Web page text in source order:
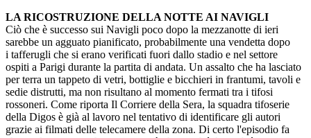
LA RICOSTRUZIONE DELLA NOTTE AI NAVIGLI
Ciò che è successo sui Navigli poco dopo la mezzanotte di ieri
sarebbe un agguato pianificato, probabilmente una vendetta dopo
i tafferugli che si erano verificati fuori dallo stadio e nel settore
ospiti a Parigi durante la partita di andata. Un assalto che ha lasciato
per terra un tappeto di vetri, bottiglie e bicchieri in frantumi, tavoli e
sedie distrutti, ma non risultano al momento fermati tra i tifosi
rossoneri. Come riporta Il Corriere della Sera, la squadra tifoserie
della Digos è già al lavoro nel tentativo di identificare gli autori
grazie ai filmati delle telecamere della zona. Di certo l'episodio fa